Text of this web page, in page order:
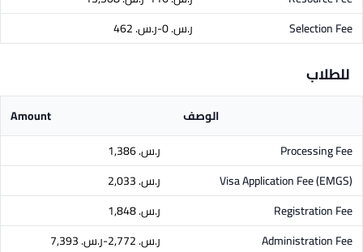
Selection Fee
ر.س.‏ 0-ر.س.‏ 462
للطلاب
الوصف
Amount
Processing Fee
ر.س.‏ 1,386
Visa Application Fee (EMGS)
ر.س.‏ 2,033
Registration Fee
ر.س.‏ 1,848
Administration Fee
ر.س.‏ 2,772-ر.س.‏ 7,393